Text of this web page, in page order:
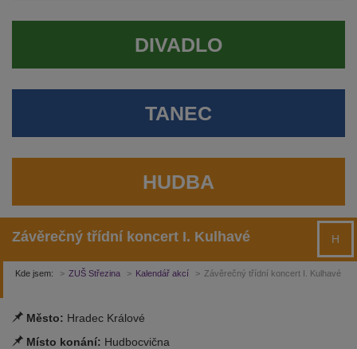
DIVADLO
TANEC
HUDBA
Závěrečný třídní koncert I. Kulhavé H
Kde jsem: ZUŠ Střezina Kalendář akcí Závěrečný třídní koncert I. Kulhavé
Město: Hradec Králové
Místo konání: Hudbocvična